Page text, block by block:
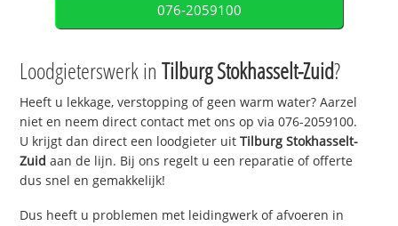
076-2059100
Loodgieterswerk inTilburg Stokhasselt-Zuid?
Heeft u lekkage, verstopping of geen warm water? Aarzel
niet en neem direct contact met ons op via 076-2059100.
U krijgt dan direct een loodgieter uitTilburg Stokhasselt-
Zuid aan de lijn. Bij ons regelt u een reparatie of offerte
dus snel en gemakkelijk!
Dus heeft u problemen met leidingwerk of afvoeren in